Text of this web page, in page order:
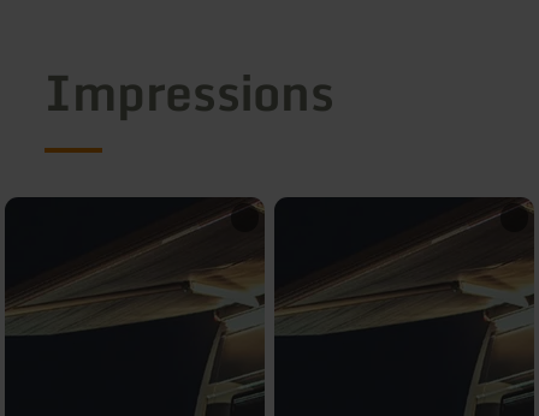
Impressions